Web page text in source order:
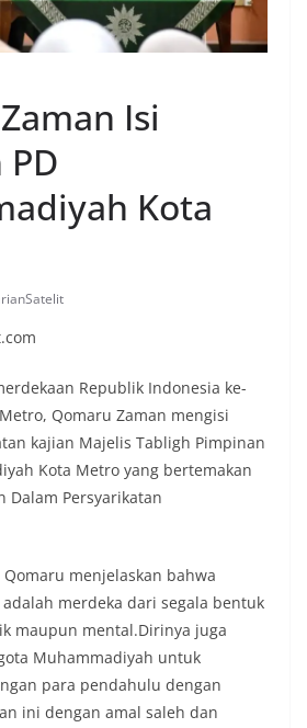
Isi
Kota
Republik Indonesia ke-
Qomaru Zaman mengisi
kajian Majelis Tabligh Pimpinan
Kota Metro yang bertemakan
Dalam Persyarikatan
menjelaskan bahwa
merdeka dari segala bentuk
maupun mental.Dirinya juga
Muhammadiyah untuk
para pendahulu dengan
ini dengan amal saleh dan